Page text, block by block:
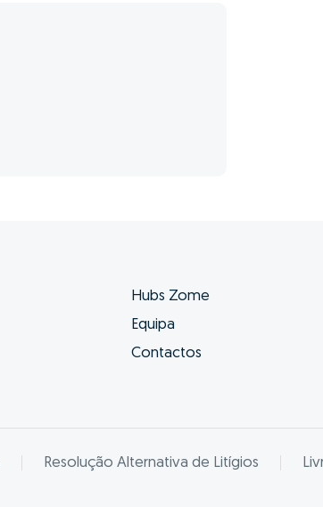
Hubs Zome
Equipa
Contactos
Resolução Alternativa de Litígios